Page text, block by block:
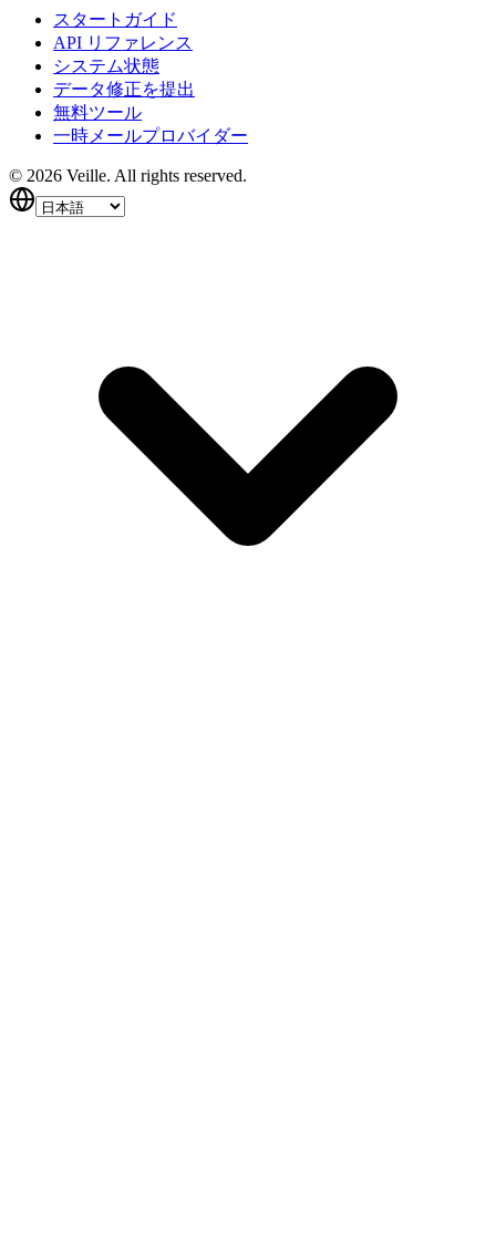
スタートガイド
API リファレンス
システム状態
データ修正を提出
無料ツール
一時メールプロバイダー
© 2026 Veille. All rights reserved.